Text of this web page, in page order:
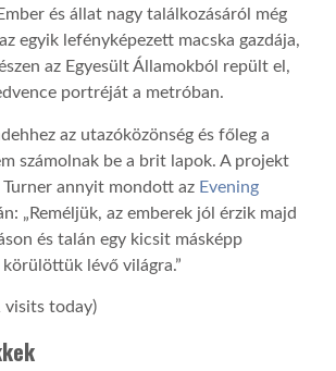
és állat nagy találkozásáról még
egyik lefényképezett macska gazdája,
az Egyesült Államokból repült el,
portréját a metróban.
az utazóközönség és főleg a
számolnak be a brit lapok. A projekt
Turner annyit mondott az Evening
„Reméljük, az emberek jól érzik majd
és talán egy kicsit másképp
lévő világra.”
visits today)